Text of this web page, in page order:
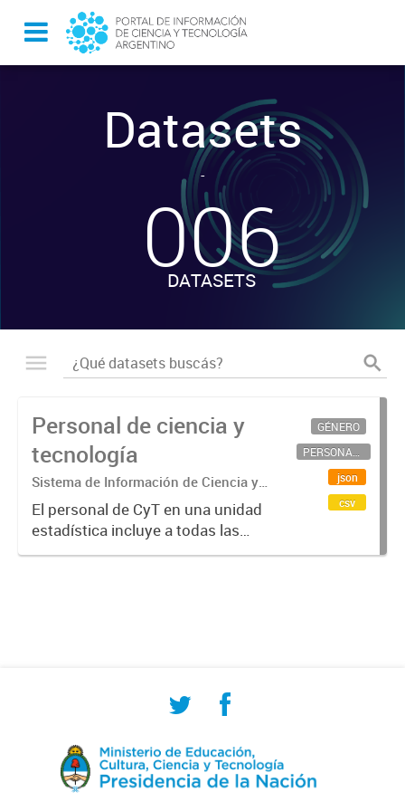
Datasets
-
006
DATASETS
Personal de ciencia y
tecnología
Sistema de Información de Ciencia y
Tecnología Argentino (SICYTAR)
El personal de CyT en una unidad
estadística incluye a todas las
personas involucradas
GÉNERO
PERSONAL CIENTÍFICO-TECNOLÓGICO
json
csv